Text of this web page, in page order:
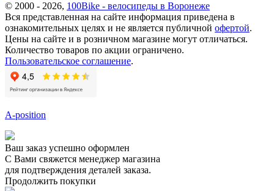
© 2000 - 2026, 100Bike - велосипеды в Воронеже
Вся представленная на сайте информация приведена в
ознакомительных целях и не является публичной офертой.
Цены на сайте и в розничном магазине могут отличаться.
Количество товаров по акции ограничено.
Пользовательское соглашение.
A-position
Ваш заказ успешно оформлен
С Вами свяжется менеджер магазина
для подтверждения деталей заказа.
Продолжить покупки